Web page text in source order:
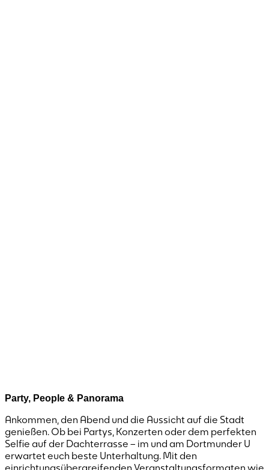
Party, People & Panorama
Ankommen, den Abend und die Aussicht auf die Stadt
genießen. Ob bei Partys, Konzerten oder dem perfekten
Selfie auf der Dachterrasse – im und am Dortmunder U
erwartet euch beste Unterhaltung. Mit den